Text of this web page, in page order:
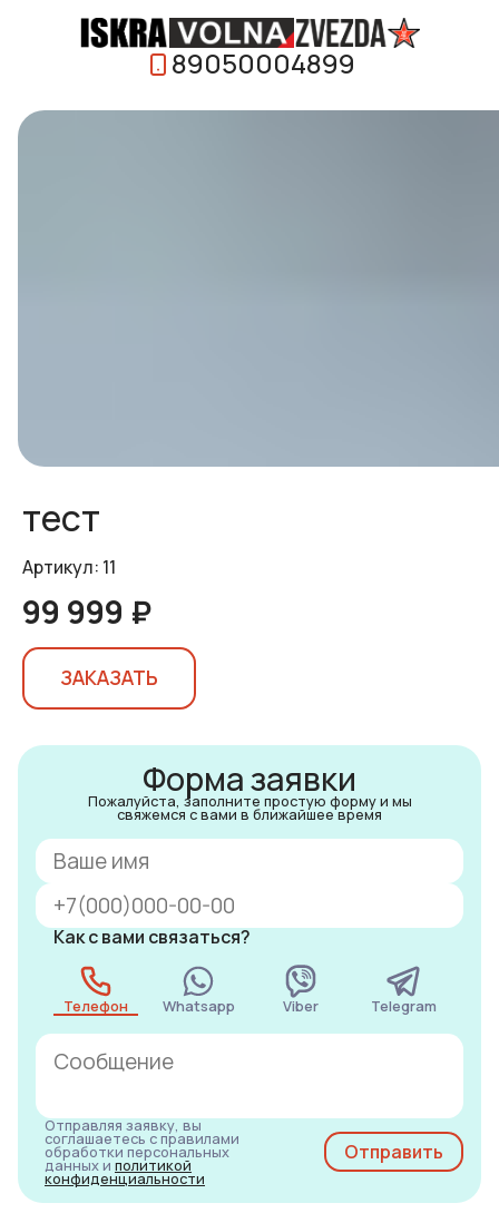
89050004899
тест
Артикул: 11
99 999 ₽
ЗАКАЗАТЬ
Форма заявки
Пожалуйста, заполните простую форму и мы
свяжемся с вами в ближайшее время
Как с вами связаться?
Телефон Whatsapp Viber Telegram
Отправляя заявку, вы
соглашаетесь с правилами
обработки персональных
данных и политикой
конфиденциальности